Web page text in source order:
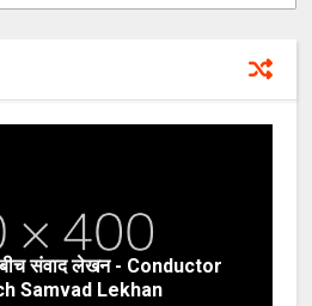
संवाद लेखन - Conductor
Samvad Lekhan